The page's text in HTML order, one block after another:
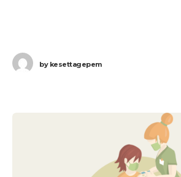
bykesettagepem